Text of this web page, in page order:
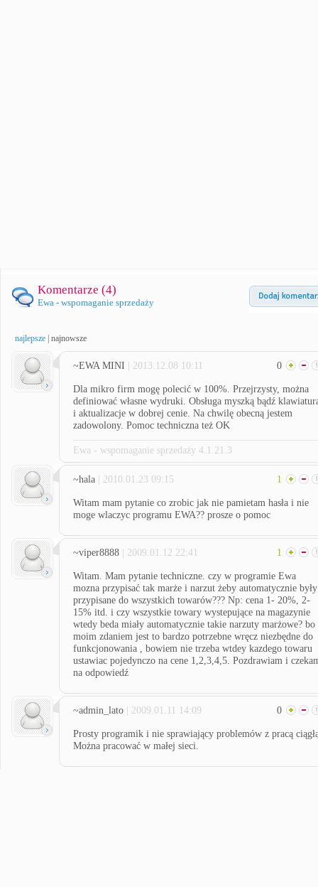
Komentarze (4)
Ewa - wspomaganie sprzedaży
najlepsze najnowsze
~EWA MINI | 2013.12.08 10:11 0
Dla mikro firm mogę polecić w 100%. Przejrzysty, można
definiować własne wydruki. Obsługa myszką bądź
i aktualizacje w dobrej cenie. Na chwilę obecną jestem
zadowolony. Pomoc techniczna też OK
Ewa - wspomaganie sprzedaży 4.1.21.3
~hala | 2010.01.23 09:15 1
Witam mam pytanie co zrobic jak nie pamietam hasła i nie
moge wlaczyc programu EWA?? prosze o pomoc
~viper8888 | 2009.01.12 22:41 1
Witam. Mam pytanie techniczne. czy w programie Ewa
mozna przypisać tak marże i narzut żeby automatycznie były
przypisane do wszystkich towarów??? Np: cena 1- 20%, 2-
15% itd. i czy wszystkie towary wystepujące na magazynie
wtedy beda miały automatycznie takie narzuty marżowe? bo
moim zdaniem jest to bardzo potrzebne wręcz niezbędne do
funkcjonowania , bowiem nie trzeba wtdey kazdego towaru
ustawiac pojedynczo na cene 1,2,3,4,5. Pozdrawiam i
na odpowiedź
~admin_lato | 2009.01.11 14:09 0
Prosty programik i nie sprawiający problemów z pracą
Można pracować w małej sieci.